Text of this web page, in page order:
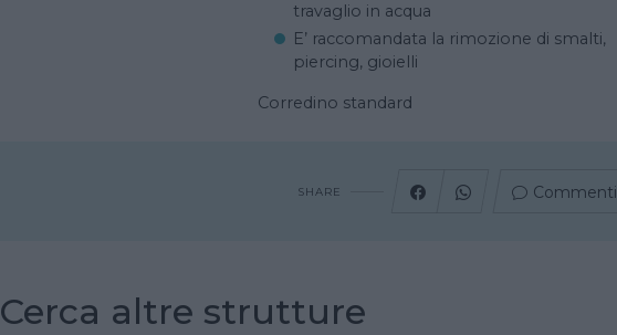
travaglio in acqua
E’ raccomandata la rimozione di smalti,
piercing, gioielli
Corredino standard
SHARE Commenti
Cerca altre strutture